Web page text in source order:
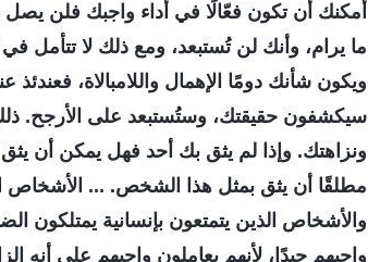
أمكنك أن تكون فعّالًا في أداء واجبك فلن
ما يرام، وأنك لن تُستبعد، ومع ذلك لا تتأمل
ويكون شأنك دومًا الإهمال واللامبالاة،
سيكشفون حقيقتك، وستُستبعد على الأرجح.
ونزاهتك. وإذا لم يثق بك أحد فهل يمكن أن
مطلقًا أن يثق بمثل هذا الشخص. ... الأشخاص
والأشخاص الذين يتمتعون بإنسانية يمتلكون
واجبهم جيدًا، لأنهم يعاملون واجبهم على أنه